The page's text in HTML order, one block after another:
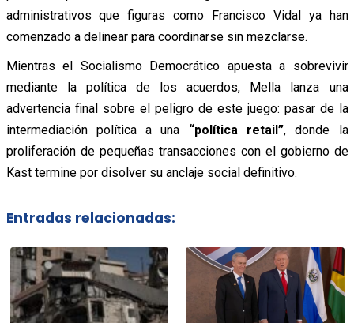
administrativos que figuras como Francisco Vidal ya han
comenzado a delinear para coordinarse sin mezclarse.
Mientras el Socialismo Democrático apuesta a sobrevivir
mediante la política de los acuerdos, Mella lanza una
advertencia final sobre el peligro de este juego: pasar de la
intermediación política a una “política retail”, donde la
proliferación de pequeñas transacciones con el gobierno de
Kast termine por disolver su anclaje social definitivo.
Entradas relacionadas: